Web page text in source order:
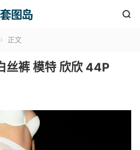

 正文
丝裤 模特 欣欣 44P